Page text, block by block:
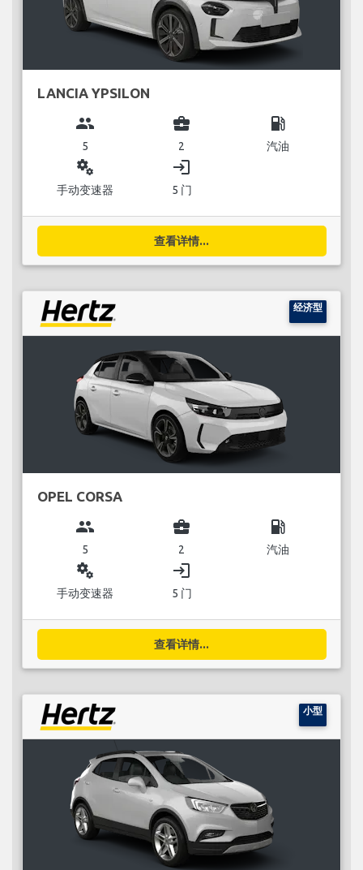
LANCIA YPSILON
group
5
business_center
2
local_gas_station
汽油
miscellaneous_services
手动变速器
login
5 门
查看详情...
经济型
OPEL CORSA
group
5
business_center
2
local_gas_station
汽油
miscellaneous_services
手动变速器
login
5 门
查看详情...
小型